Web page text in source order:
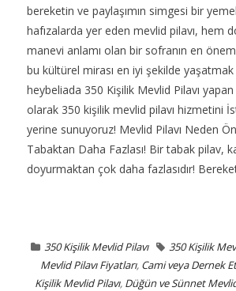
bereketin ve paylaşımın simgesi bir
hafızalarda yer eden mevlid pilavı, hem
manevi anlamı olan bir sofranın en
bu kültürel mirası en iyi şekilde
heybeliada 350 Kişilik Mevlid Pilavı yapan
olarak 350 kişilik mevlid pilavı hizmetini
yerine sunuyoruz! Mevlid Pilavı Neden
Tabaktan Daha Fazlası! Bir tabak pilav,
doyurmaktan çok daha fazlasıdır!
350 Kişilik Mevlid Pilavı 350 Kişilik
Mevlid Pilavı Fiyatları, Cami veya Dernek
Kişilik Mevlid Pilavı, Düğün ve Sünnet